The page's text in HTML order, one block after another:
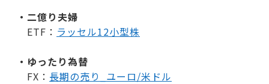
・二億り夫婦
ETF： ラッセル12小型株
・ゆったり為替
FX： 長期の売り_ユーロ/米ドル